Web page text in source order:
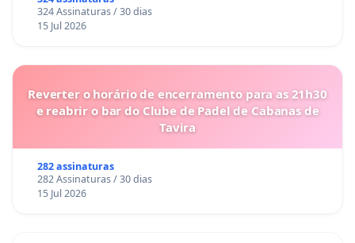
324 Assinaturas / 30 dias
15 Jul 2026
Reverter o horário de encerramento para as 21h30
e reabrir o bar do Clube de Padel de Cabanas de
Tavira
282 assinaturas
282 Assinaturas / 30 dias
15 Jul 2026